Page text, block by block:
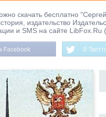
скачать бесплатно
издательство
и SMS на сайте
Facebook В